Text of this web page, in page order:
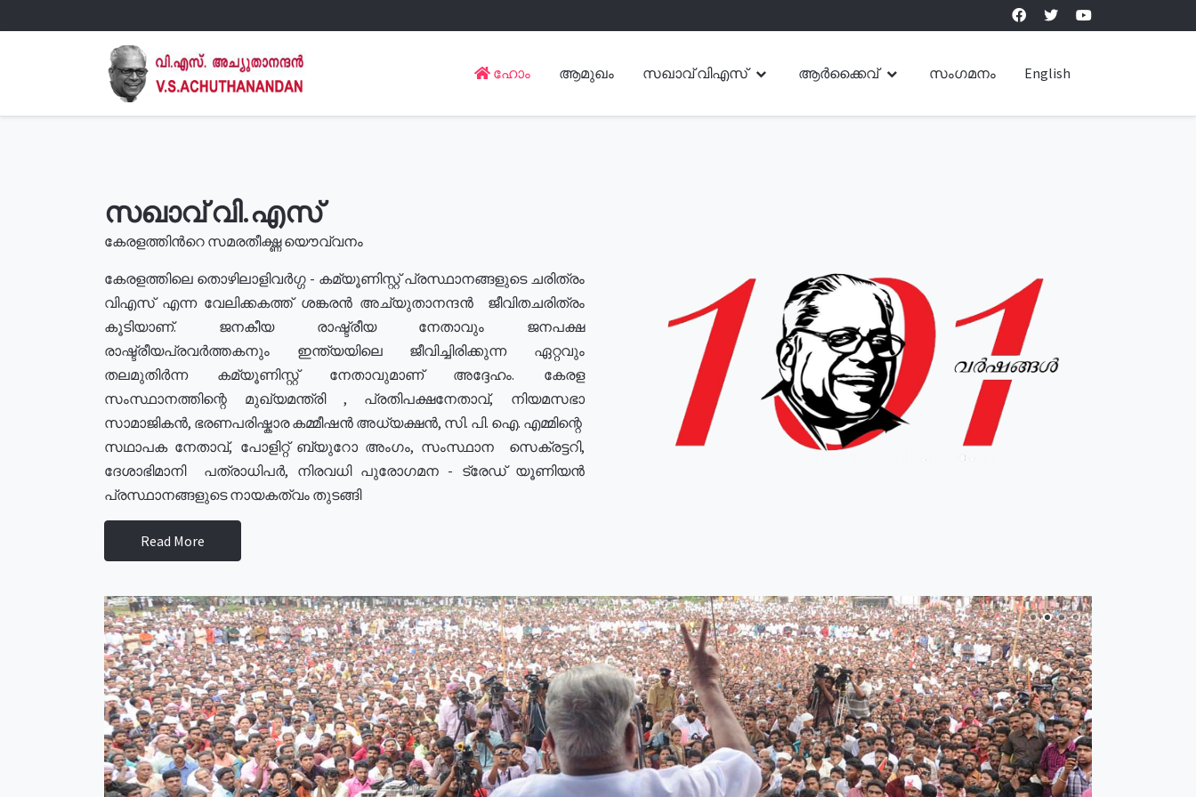
ഹോം ആമുഖം സഖാവ് വിഎസ് ആർക്കൈവ് സംഗമനം English
സഖാവ് വി.എസ്
കേരളത്തിൻറെ സമരതീക്ഷ്ണ യൌവ്വനം
കേരളത്തിലെ തൊഴിലാളിവർഗ്ഗ - കമ്യൂണിസ്റ്റ് പ്രസ്ഥാനങ്ങളുടെ ചരിത്രം
വിഎസ് എന്ന വേലിക്കകത്ത് ശങ്കരൻ അച്യുതാനന്ദൻ ജീവിതചരിത്രം
കൂടിയാണ്. ജനകീയ രാഷ്ട്രീയ നേതാവും ജനപക്ഷ
രാഷ്ട്രീയപ്രവർത്തകനും ഇന്ത്യയിലെ ജീവിച്ചിരിക്കുന്ന ഏറ്റവും
തലമുതിർന്ന കമ്യൂണിസ്റ്റ് നേതാവുമാണ് അദ്ദേഹം. കേരള
സംസ്ഥാനത്തിന്റെ മുഖ്യമന്ത്രി , പ്രതിപക്ഷനേതാവ്, നിയമസഭാ
സാമാജികൻ, ഭരണപരിഷ്കാര കമ്മീഷൻ അധ്യക്ഷൻ, സി. പി. ഐ. എമ്മിന്റെ
സഥാപക നേതാവ്, പോളിറ്റ് ബ്യുറോ അംഗം, സംസ്ഥാന സെക്രട്ടറി,
ദേശാഭിമാനി പത്രാധിപർ, നിരവധി പുരോഗമന - ട്രേഡ് യൂണിയൻ
പ്രസ്ഥാനങ്ങളുടെ നായകത്വം തുടങ്ങി
Read More